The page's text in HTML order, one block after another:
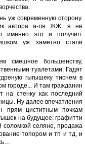
уж современную сторону.
автора а-ля ЖЖ, я не
именно это и получил.
уж заметно стали
смешное большенству,
туалетами. Гадят
гыгышеку тиснем в
городе... И там гражданин
на стенку как последний
Ну далее впечатления
прям циститным почкам
на будущее: графитти
соломкой селяне, продажа
топором и тп и тд, и